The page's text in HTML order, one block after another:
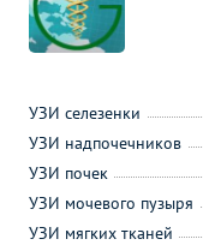
УЗИ селезенки
УЗИ надпочечников
УЗИ почек
УЗИ мочевого пузыря
УЗИ мягких тканей